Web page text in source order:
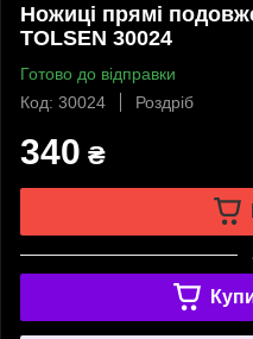
Ножиці прямі
TOLSEN 30024
Готово до відправки
Код: 30024
Роздріб
340 ₴